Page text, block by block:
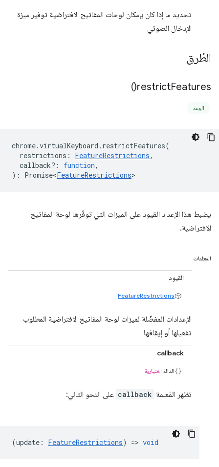
تحديد ما إذا كان بإمكان لوحات المفاتيح الافتراضية توفير ميزة
الإدخال الصوتي
الطُرق
restrictFeatures(
)
الوعد
chrome.virtualKeyboard . restrictFeatures(
restrictions : FeatureRestrictions,
callback? : function,
) : Promise<FeatureRestrictions>
يضبط هذا الإعداد القيود على الميزات التي توفّرها لوحة المفاتيح
الافتراضية.
المعلمات
القيود
FeatureRestrictions
الإعدادات المفضّلة لميزات لوحة المفاتيح الافتراضية المطلوب
تفعيلها أو إيقافها
callback
الدالة اختيارية
تظهر المَعلمة callback على النحو التالي:
(update : FeatureRestrictions) => void